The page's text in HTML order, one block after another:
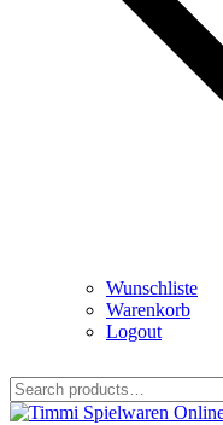
Wunschliste
Warenkorb
Logout
for: